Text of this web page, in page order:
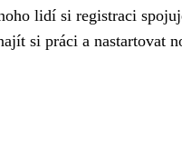
lidí si registraci
si práci a nastartovat